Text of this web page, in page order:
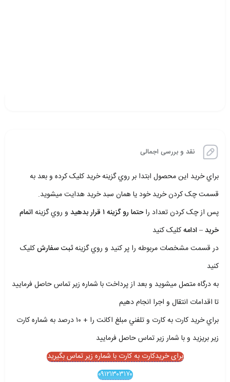
نقد و بررسی اجمالی
براي خريد اين محصول ابتدا بر روي گزينه خريد کليک کرده و بعد به
قسمت چک کردن خريد خود يا همان سبد خريد هدايت ميشويد.
پس از چک کردن تعداد راحتما رو گزينه ۱ قرار بدهيد و روي گزينهاتمام
خريد – ادامهکليک کنيد
در قسمت مشخصات مربوطه را پر کنيد و روي گزينهثبت سفارشکليک
کنيد
به درگاه متصل ميشويد و بعد از پرداخت با شماره زير تماس حاصل فرماييد
تا اقدامات انتقال و اجرا انجام دهيم
براي خريد کارت به کارت و تلفني مبلغ اکانت را + ۱۰ درصد به شماره کارت
زير بريزيد و با شمار زير تماس حاصل فرماييد
برای خریدکارت به کارت با شماره زیر تماس بگیرید
۰۹۱۲۱۳۰۳۱۷۰